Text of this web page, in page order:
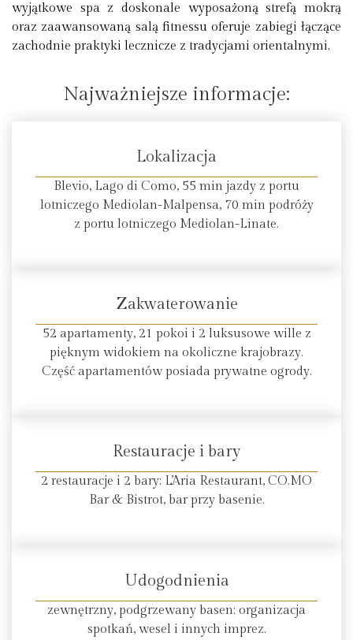
wyjątkowe spa z doskonale wyposażoną strefą mokrą
oraz zaawansowaną salą fitnessu oferuje zabiegi łączące
zachodnie praktyki lecznicze z tradycjami orientalnymi.
Najważniejsze informacje:
Lokalizacja
Blevio, Lago di Como, 55 min jazdy z portu
lotniczego Mediolan-Malpensa, 70 min podróży
z portu lotniczego Mediolan-Linate.
Zakwaterowanie
52 apartamenty, 21 pokoi i 2 luksusowe wille z
pięknym widokiem na okoliczne krajobrazy.
Część apartamentów posiada prywatne ogrody.
Restauracje i bary
2 restauracje i 2 bary: L’Aria Restaurant, CO.MO
Bar & Bistrot, bar przy basenie.
Udogodnienia
zewnętrzny, podgrzewany basen; organizacja
spotkań, wesel i innych imprez.